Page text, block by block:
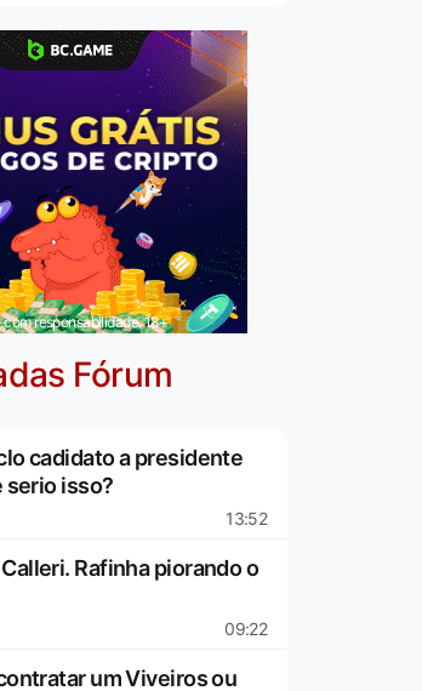
responsabilidade. 18+
Fórum
cadidato a presidente
serio isso?
13:52
Rafinha piorando o
09:22
um Viveiros ou